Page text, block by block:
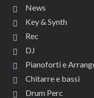
News
Key & Synth
Rec
DJ
Pianoforti e
Chitarre e bassi
Drum Perc